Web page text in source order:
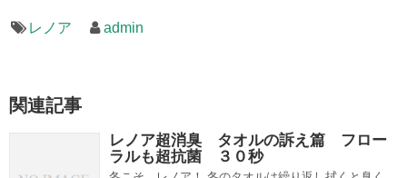
レノア admin
関連記事
レノア超消臭 タオルの訴え篇 フロー
ラルも超抗菌 ３０秒